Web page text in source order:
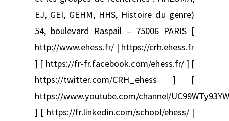
EJ, GEI, GEHM, HHS, Histoire du genre)
54, boulevard Raspail – 75006 PARIS [
http://www.ehess.fr/ | https://crh.ehess.fr
] [ https://fr-fr.facebook.com/ehess.fr/ ] [
https://twitter.com/CRH_ehess ] [
https://www.youtube.com/channel/
] [ https://fr.linkedin.com/school/ehess/ |